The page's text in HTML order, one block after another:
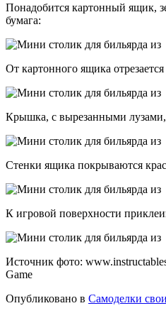
Понадобится картонный ящик,
бумага:
От картонного ящика отрезается
Крышка, с вырезанными лузами,
Стенки ящика покрываются
К игровой поверхности
Источник фото:
Game
Опубликовано в Самоделки